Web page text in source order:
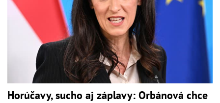
Horúčavy, sucho aj záplavy: Orbánová chce